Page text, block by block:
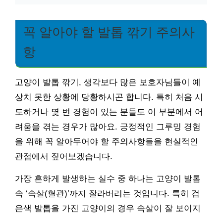
꼭 알아야 할 발톱 깎기 주의사
항
고양이 발톱 깎기, 생각보다 많은 보호자님들이 예
상치 못한 상황에 당황하시곤 합니다. 특히 처음 시
도하거나 몇 번 경험이 있는 분들도 이 부분에서 어
려움을 겪는 경우가 많아요. 긍정적인 그루밍 경험
을 위해 꼭 알아두어야 할 주의사항들을 현실적인
관점에서 짚어보겠습니다.
가장 흔하게 발생하는 실수 중 하나는 고양이 발톱
속 ‘속살(혈관)’까지 잘라버리는 것입니다. 특히 검
은색 발톱을 가진 고양이의 경우 속살이 잘 보이지